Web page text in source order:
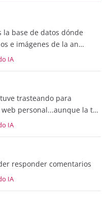
la base de datos dónde
e imágenes de la an…
IA
trasteando para
personal...aunque la t…
IA
responder comentarios
IA